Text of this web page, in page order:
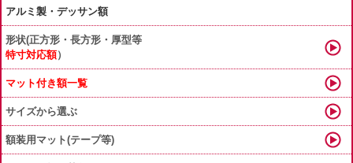
アルミ製・デッサン額
形状(正方形・長方形・厚型等
特寸対応額）
マット付き額一覧
サイズから選ぶ
額装用マット(テープ等)